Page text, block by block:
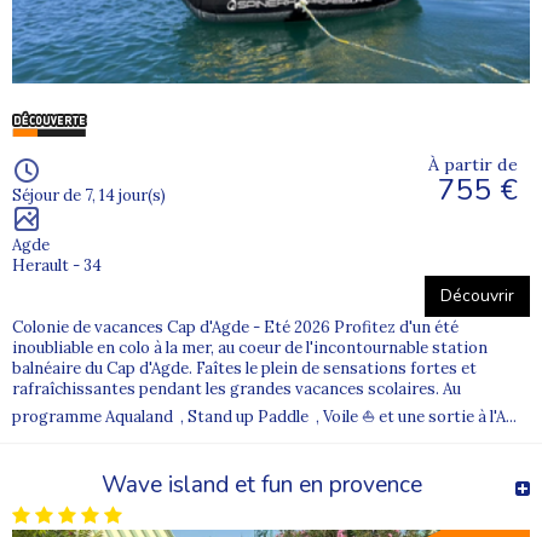
Séjour de 7, 14 jour(s)
Agde
Herault - 34
À partir de
755 €
Découvrir
Colonie de vacances Cap d'Agde - Eté 2026 Profitez d'un été
inoubliable en colo à la mer, au coeur de l'incontournable station
balnéaire du Cap d'Agde. Faîtes le plein de sensations fortes et
rafraîchissantes pendant les grandes vacances scolaires. Au
programme Aqualand , Stand up Paddle , Voile ⛵ et une sortie à l'A...
Wave island et fun en provence